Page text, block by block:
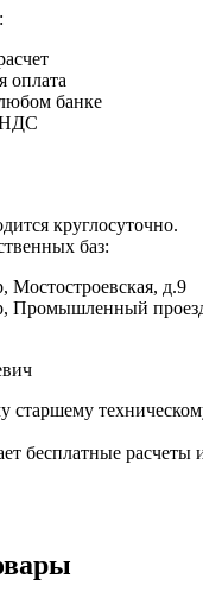
оплата
банке
НДС
круглосуточно.
баз:
Мостостроевская, д.9
Промышленный
бесплатные расчеты